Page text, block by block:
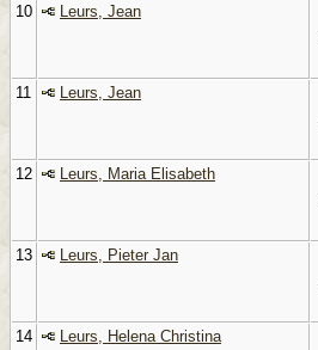
10
Leurs, Jean
11
Leurs, Jean
12
Leurs, Maria Elisabeth
13
Leurs, Pieter Jan
14
Leurs, Helena Christina